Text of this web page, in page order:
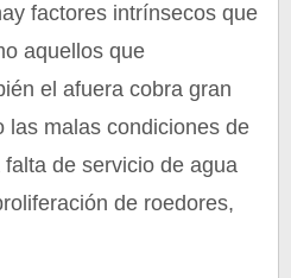
factores intrínsecos que
aquellos que
el afuera cobra gran
las malas condiciones de
de servicio de agua
de roedores,